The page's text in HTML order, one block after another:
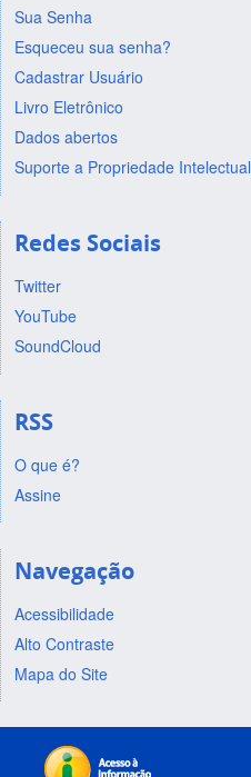
Sua Senha
Esqueceu sua senha?
Cadastrar Usuário
Livro Eletrônico
Dados abertos
Suporte a Propriedade Intelectual
Redes Sociais
Twitter
YouTube
SoundCloud
RSS
O que é?
Assine
Navegação
Acessibilidade
Alto Contraste
Mapa do Site